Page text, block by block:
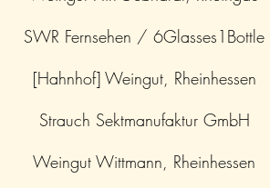
SWR Fernsehen / 6Glasses1Bottle
[Hahnhof] Weingut, Rheinhessen
Strauch Sektmanufaktur GmbH
Weingut Wittmann, Rheinhessen